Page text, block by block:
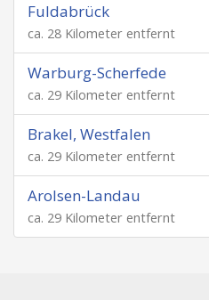
Fuldabrück
ca. 28 Kilometer entfernt
Warburg-Scherfede
ca. 29 Kilometer entfernt
Brakel, Westfalen
ca. 29 Kilometer entfernt
Arolsen-Landau
ca. 29 Kilometer entfernt